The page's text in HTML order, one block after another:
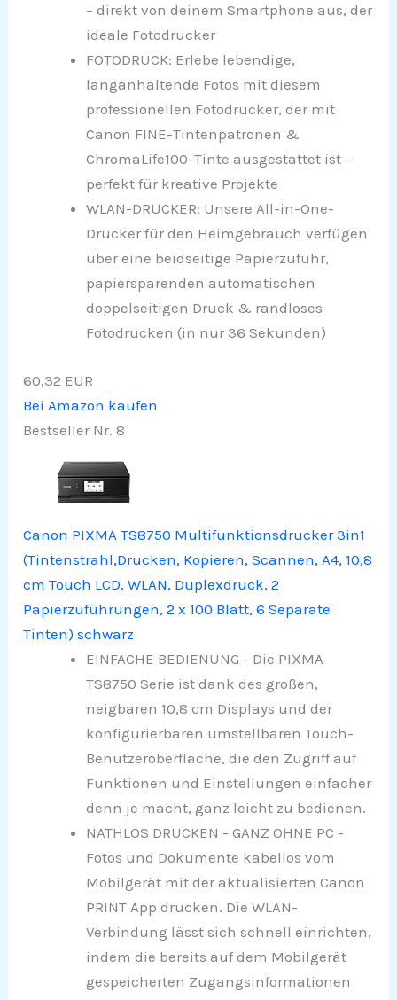
– direkt von deinem Smartphone aus, der
ideale Fotodrucker
FOTODRUCK: Erlebe lebendige,
langanhaltende Fotos mit diesem
professionellen Fotodrucker, der mit
Canon FINE-Tintenpatronen &
ChromaLife100-Tinte ausgestattet ist –
perfekt für kreative Projekte
WLAN-DRUCKER: Unsere All-in-One-
Drucker für den Heimgebrauch verfügen
über eine beidseitige Papierzufuhr,
papiersparenden automatischen
doppelseitigen Druck & randloses
Fotodrucken (in nur 36 Sekunden)
60,32 EUR
Bei Amazon kaufen
Bestseller Nr. 8
Canon PIXMA TS8750 Multifunktionsdrucker 3in1
(Tintenstrahl,Drucken, Kopieren, Scannen, A4, 10,8
cm Touch LCD, WLAN, Duplexdruck, 2
Papierzuführungen, 2 x 100 Blatt, 6 Separate
Tinten) schwarz
EINFACHE BEDIENUNG - Die PIXMA
TS8750 Serie ist dank des großen,
neigbaren 10,8 cm Displays und der
konfigurierbaren umstellbaren Touch-
Benutzeroberfläche, die den Zugriff auf
Funktionen und Einstellungen einfacher
denn je macht, ganz leicht zu bedienen.
NATHLOS DRUCKEN - GANZ OHNE PC -
Fotos und Dokumente kabellos vom
Mobilgerät mit der aktualisierten Canon
PRINT App drucken. Die WLAN-
Verbindung lässt sich schnell einrichten,
indem die bereits auf dem Mobilgerät
gespeicherten Zugangsinformationen